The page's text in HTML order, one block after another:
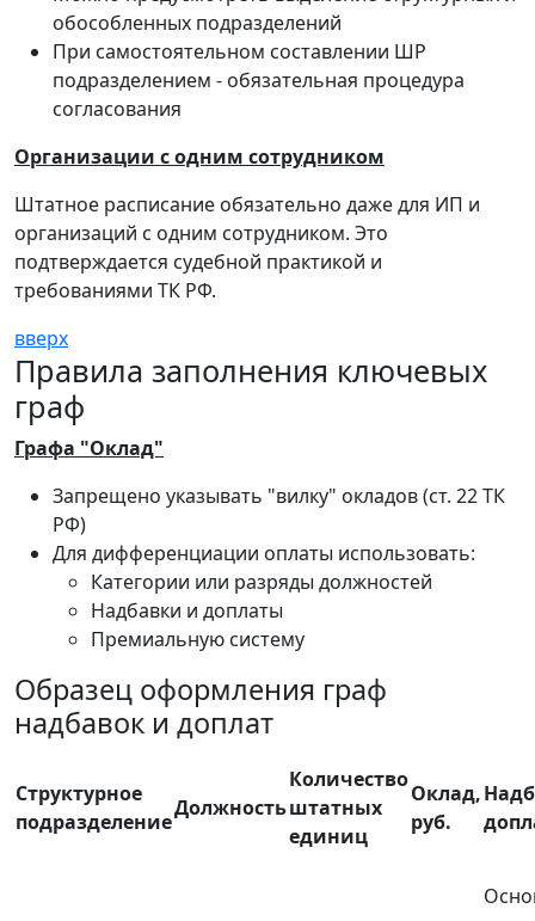
обособленных подразделений
При самостоятельном составлении ШР
подразделением - обязательная процедура
согласования
Организации с одним сотрудником
Штатное расписание обязательно даже для ИП и
организаций с одним сотрудником. Это
подтверждается судебной практикой и
требованиями ТК РФ.
вверх
Правила заполнения ключевых
граф
Графа "Оклад"
Запрещено указывать "вилку" окладов (ст. 22 ТК
РФ)
Для дифференциации оплаты использовать:
Категории или разряды должностей
Надбавки и доплаты
Премиальную систему
Образец оформления граф
надбавок и доплат
Структурное
подразделение
Должность
Количество
штатных
единиц
Оклад,
руб.